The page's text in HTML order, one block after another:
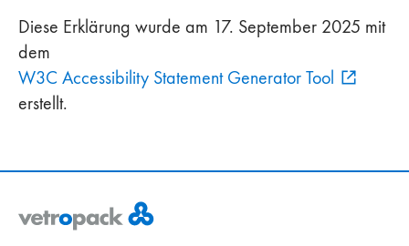
Diese Erklärung wurde am 17. September 2025 mit
dem
W3C Accessibility Statement Generator Tool
erstellt.